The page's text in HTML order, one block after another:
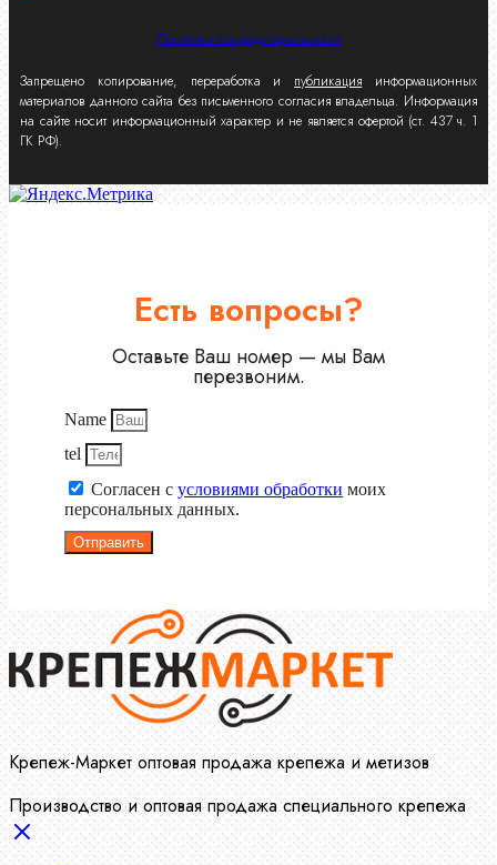
Политика конфиденциальности
Запрещено копирование, переработка и публикация информационных
материалов данного сайта без письменного согласия владельца. Информация
на сайте носит информационный характер и не является офертой (ст. 437 ч. 1
ГК РФ).
Есть вопросы?
Оставьте Ваш номер — мы Вам
перезвоним.
Name
tel
Согласен с условиями обработки моих
персональных данных.
Отправить
Крепеж-Маркет оптовая продажа крепежа и метизов
Производство и оптовая продажа специального крепежа